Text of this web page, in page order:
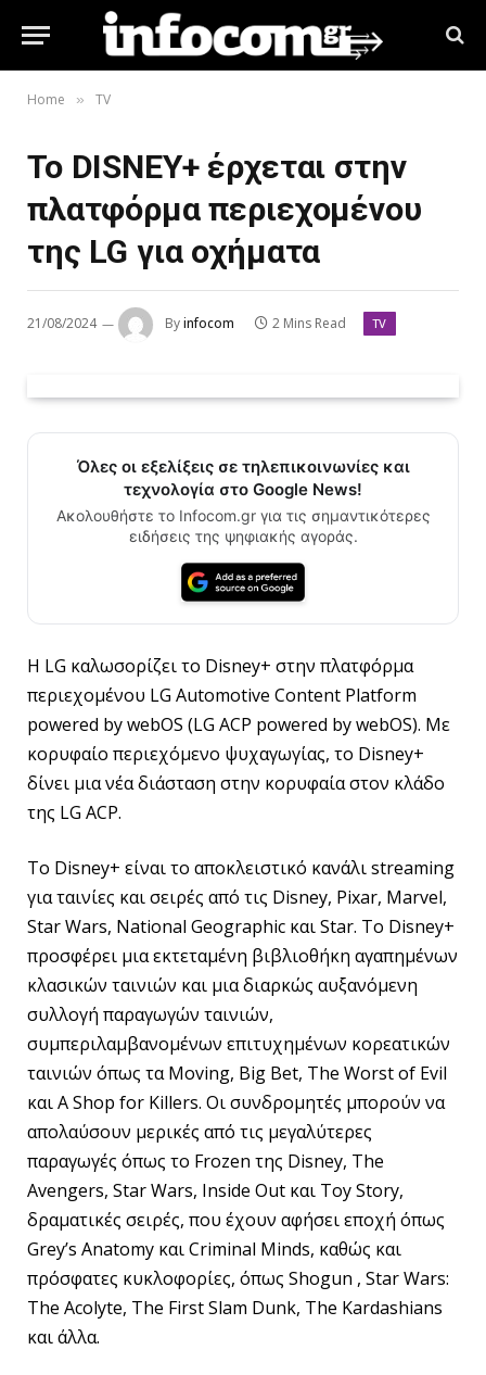
Home » TV
Το DISNEY+ έρχεται στην
πλατφόρμα περιεχομένου
της LG για οχήματα
21/08/2024 Byinfocom 2 Mins Read TV
Όλες οι εξελίξεις σε τηλεπικοινωνίες και
τεχνολογία στο Google News!
Ακολουθήστε το Infocom.gr για τις σημαντικότερες
ειδήσεις της ψηφιακής αγοράς.
Η LG καλωσορίζει τo Disney+ στην πλατφόρμα
περιεχομένου LG Automotive Content Platform
powered by webOS (LG ACP powered by webOS). Με
κορυφαίο περιεχόμενο ψυχαγωγίας, το Disney+
δίνει μια νέα διάσταση στην κορυφαία στον κλάδο
της LG ACP.
Το Disney+ είναι το αποκλειστικό κανάλι streaming
για ταινίες και σειρές από τις Disney, Pixar, Marvel,
Star Wars, National Geographic και Star. Το Disney+
προσφέρει μια εκτεταμένη βιβλιοθήκη αγαπημένων
κλασικών ταινιών και μια διαρκώς αυξανόμενη
συλλογή παραγωγών ταινιών,
συμπεριλαμβανομένων επιτυχημένων κορεατικών
ταινιών όπως τα Moving, Big Bet, The Worst of Evil
και A Shop for Killers. Οι συνδρομητές μπορούν να
απολαύσουν μερικές από τις μεγαλύτερες
παραγωγές όπως το Frozen της Disney, The
Avengers, Star Wars, Inside Out και Toy Story,
δραματικές σειρές, που έχουν αφήσει εποχή όπως
Grey’s Anatomy και Criminal Minds, καθώς και
πρόσφατες κυκλοφορίες, όπως Shogun , Star Wars:
The Acolyte, The First Slam Dunk, The Kardashians
και άλλα.